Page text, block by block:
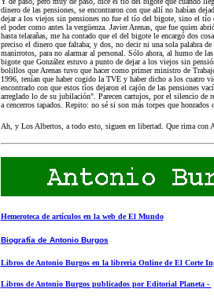
dinero de las pensiones, se encontraron con que allí no habían
dejar a los viejos sin pensiones no fue el tío del bigote, sino el tío
el poder como antes la vergüenza. Javier Arenas, que fue quien
hasta telarañas, me ha contado que el del bigote le encargó dos
preciso el dinero que faltaba; y dos, no decir ni una sola palabra
manirrotos, para no alarmar al personal. Sólo ahora, al humo de
bigote que González estuvo a punto de dejar a los viejos sin
bolillos que Arenas tuvo que hacer como primer ministro de
1996, tenían que haber cogido la TVE y haber dicho a los cuatro
encontrado con que estos tíos dejaron el cajón de las pensiones
arreglado lo de su jubilación". Parecen cartujos, por el silencio de
a cencerros tapados. Repito: no sé si son más torpes que honrados
Ah, y Los Albertos, a todo esto, siguen en libertad. Que rima con
Hemeroteca de artículos en la web de El Mundo
Biografía de Antonio Burgos
Libros de Antonio Burgos en la libreria Online de El Corte
Libros de Antonio Burgos publicados por Editorial Planeta -